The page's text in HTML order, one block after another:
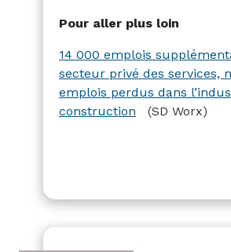
sur un an, le secteur privée
légèrement plus d’emploi.
Pour aller plus loin
14 000 emplois
secteur privé des services,
emplois perdus dans
construction
(SD Worx)